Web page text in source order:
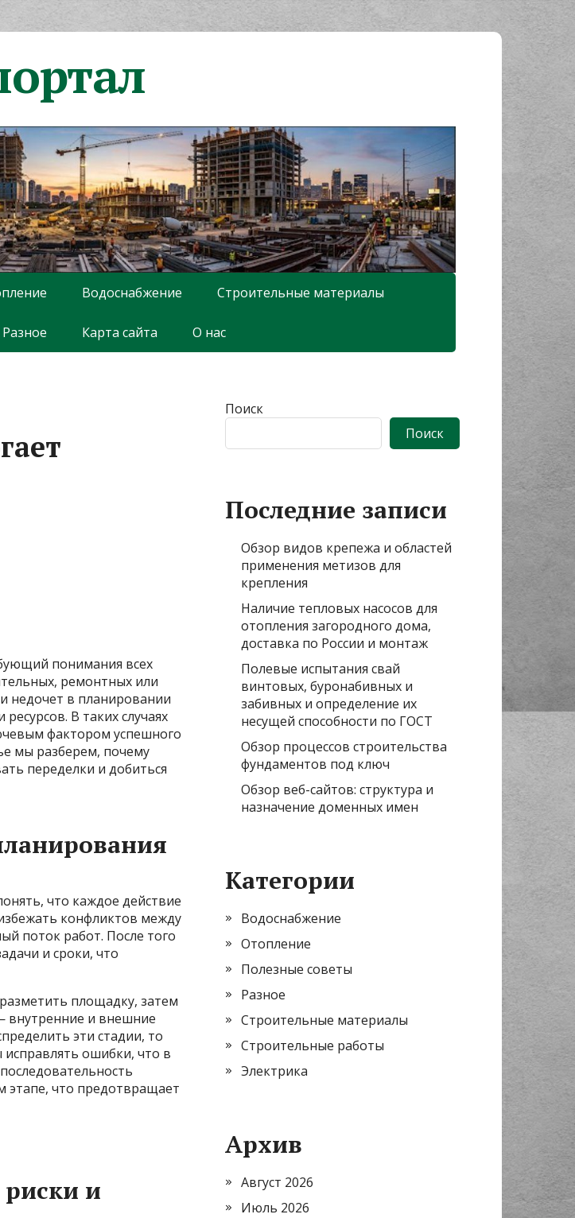
Водоснабжение Строительные материалы
Разное Карта сайта О нас
понимания всех
ремонтных или
недочет в планировании
В таких случаях
фактором успешного
мы разберем, почему
переделки и добиться
что каждое действие
конфликтов между
поток работ. После того
и сроки, что
площадку, затем
внутренние и внешние
эти стадии, то
ошибки, что в
этапе, что предотвращает
и
Поиск
Поиск
Последние записи
Обзор видов крепежа и областей
применения метизов для
крепления
Наличие тепловых насосов для
отопления загородного дома,
доставка по России и монтаж
Полевые испытания свай
винтовых, буронабивных и
забивных и определение их
несущей способности по ГОСТ
Обзор процессов строительства
фундаментов под ключ
Обзор веб-сайтов: структура и
назначение доменных имен
Категории
Водоснабжение
Отопление
Полезные советы
Разное
Строительные материалы
Строительные работы
Электрика
Архив
Август 2026
Июль 2026